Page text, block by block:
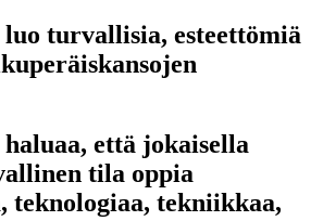
turvallisia, esteettömiä
että jokaisella
tila oppia
teknologiaa, tekniikkaa,